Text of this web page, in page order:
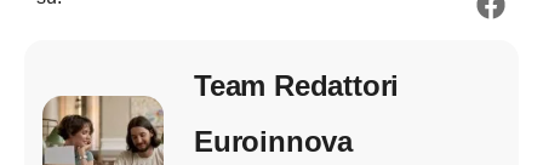
Team Redattori
Euroinnova